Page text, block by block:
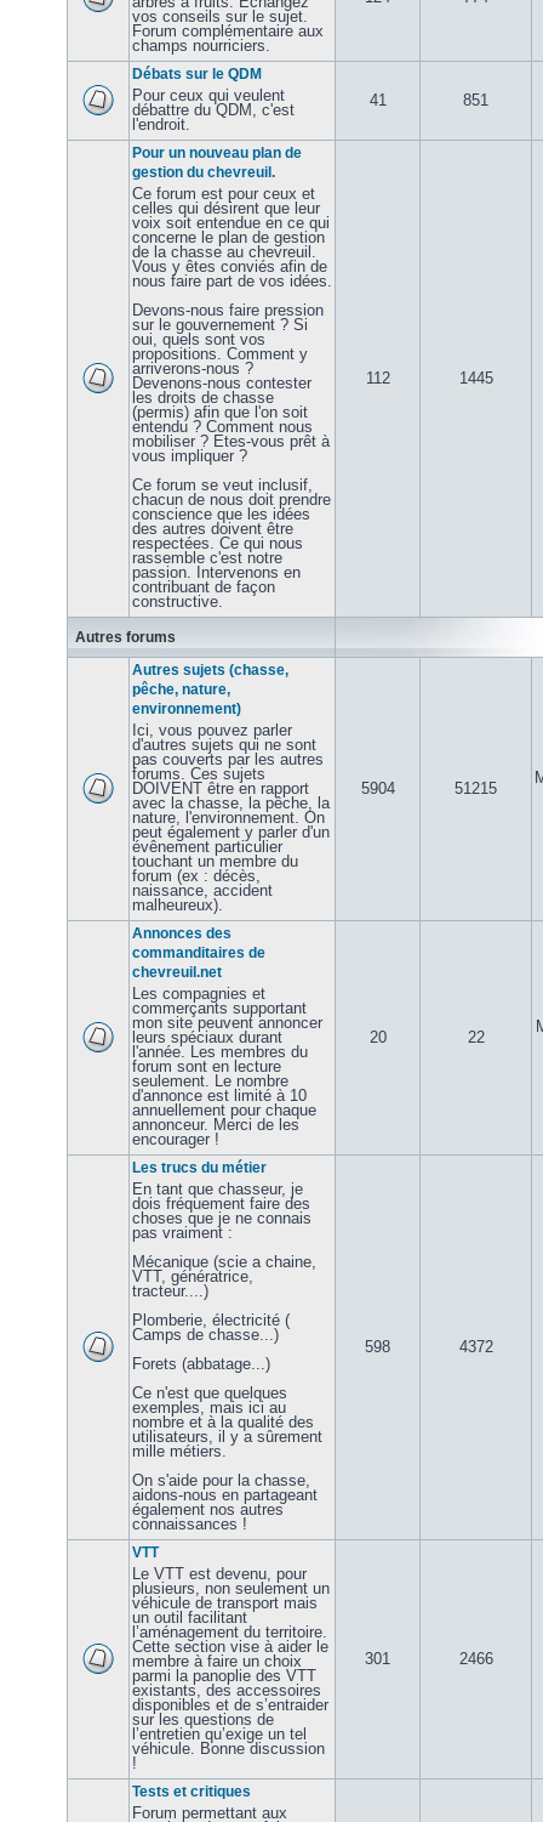
vos conseils sur le sujet.
Forum complémentaire aux
champs nourriciers.
Débats sur le QDM
Pour ceux qui veulent
débattre du QDM, c'est
l'endroit.
41 851
Pour un nouveau plan de
gestion du chevreuil.
Ce forum est pour ceux et
celles qui désirent que leur
voix soit entendue en ce qui
concerne le plan de gestion
de la chasse au chevreuil.
Vous y êtes conviés afin de
nous faire part de vos idées.
Devons-nous faire pression
sur le gouvernement ? Si
oui, quels sont vos
propositions. Comment y
arriverons-nous ?
Devenons-nous contester
les droits de chasse
(permis) afin que l'on soit
entendu ? Comment nous
mobiliser ? Etes-vous prêt à
vous impliquer ?
Ce forum se veut inclusif,
chacun de nous doit prendre
conscience que les idées
des autres doivent être
respectées. Ce qui nous
rassemble c'est notre
passion. Intervenons en
contribuant de façon
constructive.
112 1445
Autres forums
Autres sujets (chasse,
pêche, nature,
environnement)
Ici, vous pouvez parler
d'autres sujets qui ne sont
pas couverts par les autres
forums. Ces sujets
DOIVENT être en rapport
avec la chasse, la pêche, la
nature, l'environnement. On
peut également y parler d'un
évênement particulier
touchant un membre du
forum (ex : décès,
naissance, accident
malheureux).
5904 51215
Annonces des
commanditaires de
chevreuil.net
Les compagnies et
commerçants supportant
mon site peuvent annoncer
leurs spéciaux durant
l'année. Les membres du
forum sont en lecture
seulement. Le nombre
d'annonce est limité à 10
annuellement pour chaque
annonceur. Merci de les
encourager !
20 22
Les trucs du métier
En tant que chasseur, je
dois fréquement faire des
choses que je ne connais
pas vraiment :
Mécanique (scie a chaine,
VTT, génératrice,
tracteur....)
Plomberie, électricité (
Camps de chasse...)
Forets (abbatage...)
Ce n'est que quelques
exemples, mais ici au
nombre et à la qualité des
utilisateurs, il y a sûrement
mille métiers.
On s'aide pour la chasse,
aidons-nous en partageant
également nos autres
connaissances !
598 4372
VTT
Le VTT est devenu, pour
plusieurs, non seulement un
véhicule de transport mais
un outil facilitant
l’aménagement du territoire.
Cette section vise à aider le
membre à faire un choix
parmi la panoplie des VTT
existants, des accessoires
disponibles et de s’entraider
sur les questions de
l’entretien qu’exige un tel
véhicule. Bonne discussion
!
301 2466
Tests et critiques
Forum permettant aux